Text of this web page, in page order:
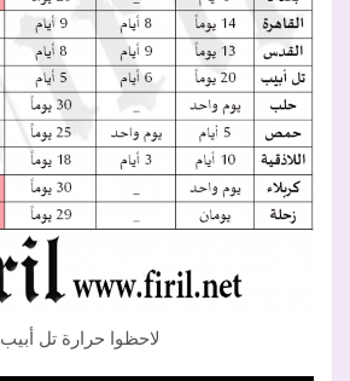
لاحظوا حرارة تل أبيب